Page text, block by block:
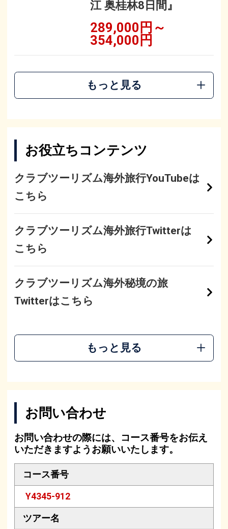
江 奥桂林8日間』
289,000円～
354,000円
もっと見る
お役立ちコンテンツ
クラブツーリズム海外旅行YouTubeは
こちら
クラブツーリズム海外旅行Twitterは
こちら
クラブツーリズム海外秘境の旅
Twitterはこちら
もっと見る
お問い合わせ
お問い合わせの際には、コース番号をお伝え
いただきますようお願いいたします。
コース番号
Y4345-912
ツアー名